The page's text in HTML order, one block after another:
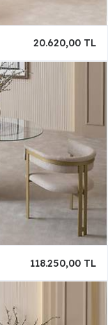
20.620,00 TL
118.250,00 TL